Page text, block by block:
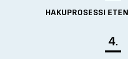
HAKUPROSESSI
4.